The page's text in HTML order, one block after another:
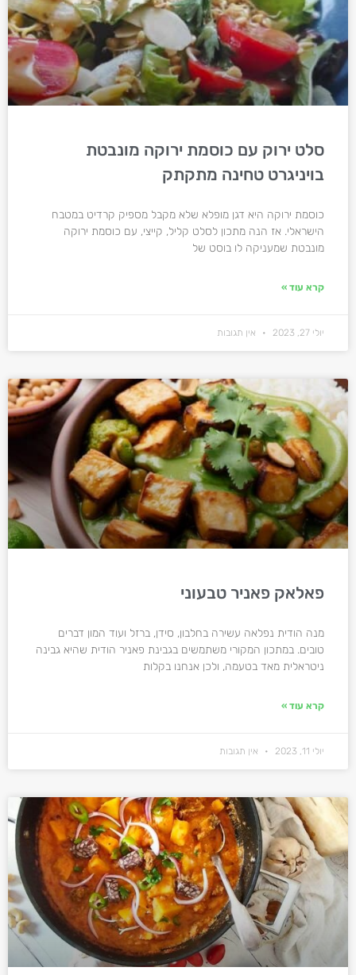
סלט ירוק עם כוסמת ירוקה מונבטת
בויניגרט טחינה מתקתק
כוסמת ירוקה היא דגן מופלא שלא מקבל מספיק קרדיט במטבח
הישראלי. אז הנה מתכון לסלט קליל, קייצי, עם כוסמת ירוקה
מונבטת שמעניקה לו בוסט של
קרא עוד »
יולי 27, 2023 אין תגובות
פאלאק פאניר טבעוני
מנה הודית נפלאה עשירה בחלבון, סידן, ברזל ועוד המון דברים
טובים. במתכון המקורי משתמשים בגבינת פאניר הודית שהיא גבינה
ניטראלית מאד בטעמה, ולכן אנחנו בקלות
קרא עוד »
יולי 11, 2023 אין תגובות